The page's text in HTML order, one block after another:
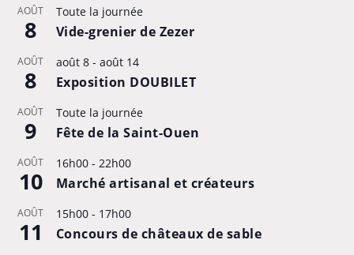
AOÛT
8
Toute la journée
Vide-grenier de Zezer
AOÛT
8
août 8- août 14
Exposition DOUBILET
AOÛT
9
Toute la journée
Fête de la Saint-Ouen
AOÛT
10
16h00- 22h00
Marché artisanal et créateurs
AOÛT
11
15h00- 17h00
Concours de châteaux de sable